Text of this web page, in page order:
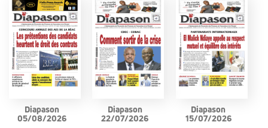
Diapason
05/08/2026
Diapason
22/07/2026
Diapason
15/07/2026